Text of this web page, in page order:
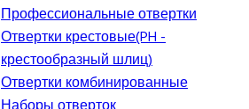
Профессиональные отвертки
Отвертки крестовые(PH -
крестообразный шлиц)
Отвертки комбинированные